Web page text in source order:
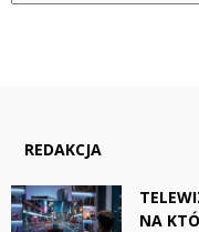
REDAKCJA
NA